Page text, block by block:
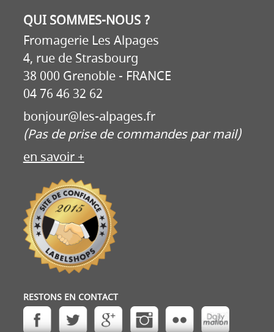
QUI SOMMES-NOUS ?
Fromagerie Les Alpages
4, rue de Strasbourg
38 000 Grenoble - FRANCE
04 76 46 32 62
bonjour@les-alpages.fr
(Pas de prise de commandes par mail)
en savoir +
RESTONS EN CONTACT